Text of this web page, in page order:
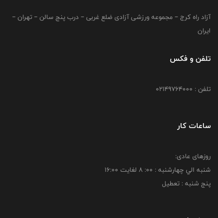
آزاد راه کرج – مجموعه ورزشی آزادی ضلع غربی – درب پنج سالن – تهران –
ایران
تلفن و فکس
تلفن : 02149764000
ساعات کار
روزهای عادی:
شنبه الي چهارشنبه : 00: 8 لغايت 16:00
پنج شنبه : تعطیل